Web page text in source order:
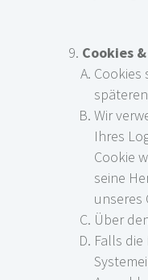
Cookies
Cookies
Wir
Ihres
Cookie
seine
unseres
Über
Falls